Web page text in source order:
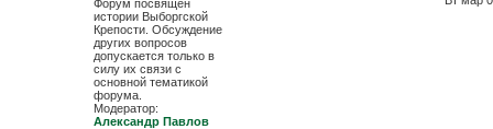
Форум посвящен
истории Выборгской
Крепости. Обсуждение
других вопросов
допускается только в
силу их связи с
основной тематикой
форума.
Модератор:
Александр Павлов
р